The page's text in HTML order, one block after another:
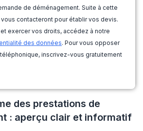
de déménagement. Suite à cette
contacteront pour établir vos devis.
exercer vos droits, accédez à notre
des données. Pour vous opposer
inscrivez-vous gratuitement
des prestations de
: aperçu clair et informatif